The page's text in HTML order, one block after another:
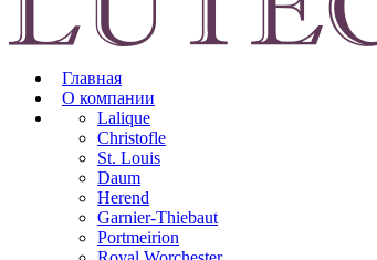
Главная
О компании
Lalique
Christofle
St. Louis
Daum
Herend
Garnier-Thiebaut
Portmeirion